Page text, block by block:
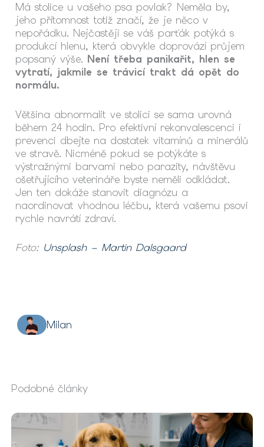
Má stolice u vašeho psa povlak? Neměla by,
jeho přítomnost totiž značí, že je něco v
nepořádku. Nejčastěji se váš parťák potýká s
produkcí hlenu, která obvykle doprovází průjem
popsaný výše. Není třeba panikařit, hlen se
vytratí, jakmile se trávicí trakt dá opět do
normálu.
Většina abnormalit ve stolici se sama urovná
během 24 hodin. Pro efektivní rekonvalescenci i
prevenci dbejte na dostatek vitamínů a minerálů
ve stravě. Nicméně pokud se potýkáte s
výstražnými barvami nebo parazity, návštěvu
ošetřujícího veterináře byste neměli odkládat.
Jen ten dokáže stanovit diagnózu a
naordinovat vhodnou léčbu, která vašemu psovi
rychle navrátí zdraví.
Foto: Unsplash – Martin Dalsgaard
Milan
Podobné články